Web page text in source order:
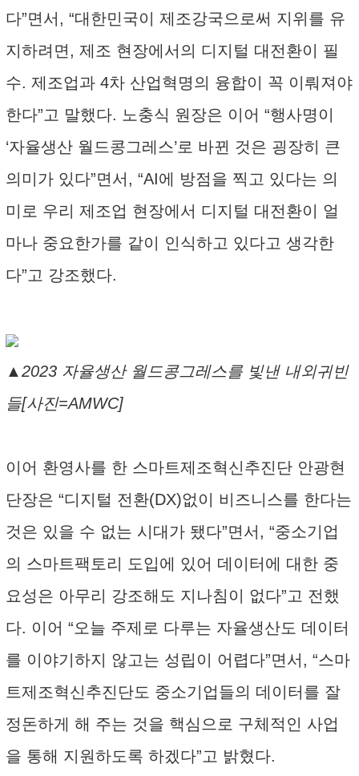
다”면서, “대한민국이 제조강국으로써 지위를 유
지하려면, 제조 현장에서의 디지털 대전환이 필
수. 제조업과 4차 산업혁명의 융합이 꼭 이뤄져야
한다”고 말했다. 노충식 원장은 이어 “행사명이
‘자율생산 월드콩그레스’로 바뀐 것은 굉장히 큰
의미가 있다”면서, “AI에 방점을 찍고 있다는 의
미로 우리 제조업 현장에서 디지털 대전환이 얼
마나 중요한가를 같이 인식하고 있다고 생각한
다”고 강조했다.
▲2023 자율생산 월드콩그레스를 빛낸 내외귀빈
들[사진=AMWC]
이어 환영사를 한 스마트제조혁신추진단 안광현
단장은 “디지털 전환(DX)없이 비즈니스를 한다는
것은 있을 수 없는 시대가 됐다”면서, “중소기업
의 스마트팩토리 도입에 있어 데이터에 대한 중
요성은 아무리 강조해도 지나침이 없다”고 전했
다. 이어 “오늘 주제로 다루는 자율생산도 데이터
를 이야기하지 않고는 성립이 어렵다”면서, “스마
트제조혁신추진단도 중소기업들의 데이터를 잘
정돈하게 해 주는 것을 핵심으로 구체적인 사업
을 통해 지원하도록 하겠다”고 밝혔다.